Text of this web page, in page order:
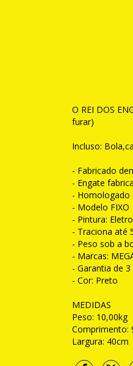
O REI DOS
furar)
Incluso:
- Fabricado
- Engate
- Homologado
- Modelo FIXO
- Pintura:
- Traciona até
- Peso sob a
- Marcas:
- Garantia de
- Cor: Preto
MEDIDAS
Peso: 10,00kg
Comprimento:
Largura: 40cm